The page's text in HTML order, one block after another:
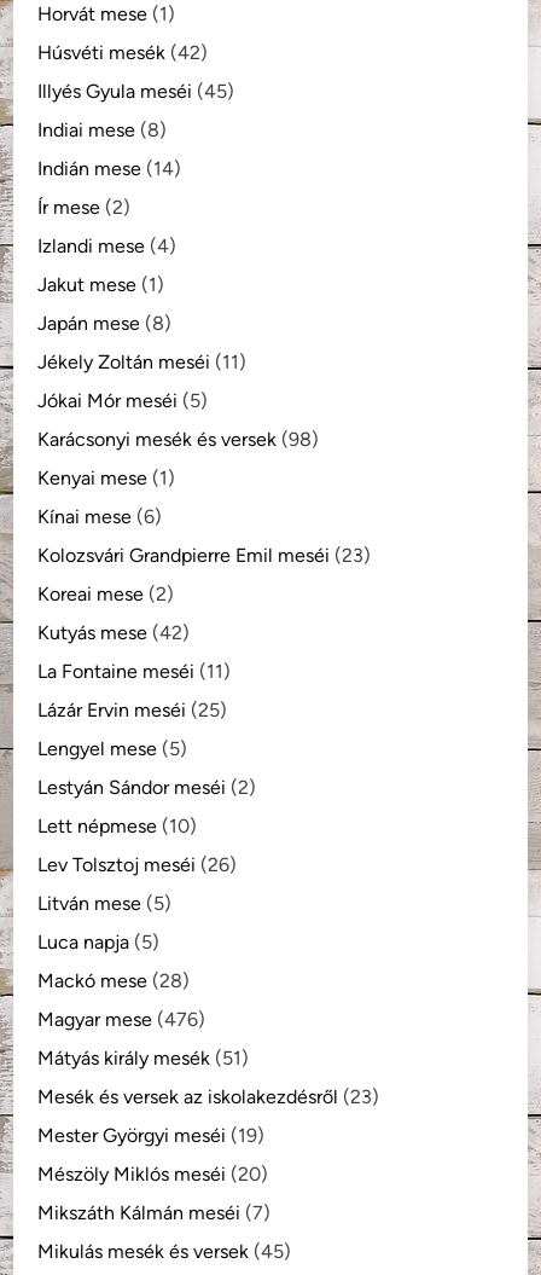
Horvát mese (1)
Húsvéti mesék (42)
Illyés Gyula meséi (45)
Indiai mese (8)
Indián mese (14)
Ír mese (2)
Izlandi mese (4)
Jakut mese (1)
Japán mese (8)
Jékely Zoltán meséi (11)
Jókai Mór meséi (5)
Karácsonyi mesék és versek (98)
Kenyai mese (1)
Kínai mese (6)
Kolozsvári Grandpierre Emil meséi (23)
Koreai mese (2)
Kutyás mese (42)
La Fontaine meséi (11)
Lázár Ervin meséi (25)
Lengyel mese (5)
Lestyán Sándor meséi (2)
Lett népmese (10)
Lev Tolsztoj meséi (26)
Litván mese (5)
Luca napja (5)
Mackó mese (28)
Magyar mese (476)
Mátyás király mesék (51)
Mesék és versek az iskolakezdésről (23)
Mester Györgyi meséi (19)
Mészöly Miklós meséi (20)
Mikszáth Kálmán meséi (7)
Mikulás mesék és versek (45)